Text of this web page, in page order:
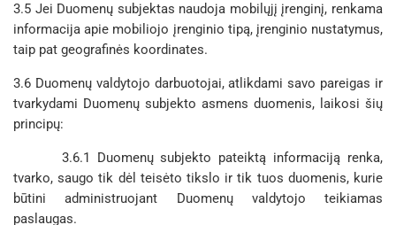
3.5 Jei Duomenų subjektas naudoja mobilųjį įrenginį, renkama
informacija apie mobiliojo įrenginio tipą, įrenginio nustatymus,
taip pat geografinės koordinates.
3.6 Duomenų valdytojo darbuotojai, atlikdami savo pareigas ir
tvarkydami Duomenų subjekto asmens duomenis, laikosi šių
principų:
3.6.1 Duomenų subjekto pateiktą informaciją renka,
tvarko, saugo tik dėl teisėto tikslo ir tik tuos duomenis, kurie
būtini administruojant Duomenų valdytojo teikiamas
paslaugas.